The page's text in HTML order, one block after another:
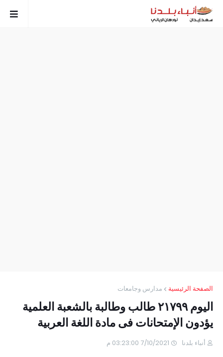
الصفحة الرئيسية مدارس وجامعات
اليوم ٢١٧٩٩ طالب وطالبة بالشعبة العلمية
يؤدون الإمتحانات فى مادة اللغة العربية
أنباء بلدنا 7/10/2021 03:23:00 م